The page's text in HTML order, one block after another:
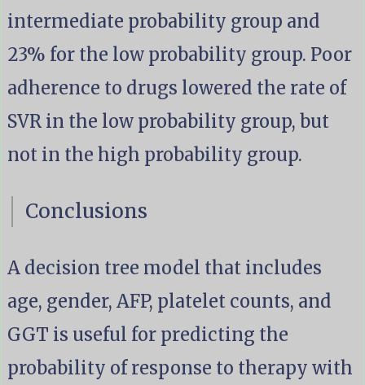
intermediate probability group and
23% for the low probability group. Poor
adherence to drugs lowered the rate of
SVR in the low probability group, but
not in the high probability group.
Conclusions
A decision tree model that includes
age, gender, AFP, platelet counts, and
GGT is useful for predicting the
probability of response to therapy with